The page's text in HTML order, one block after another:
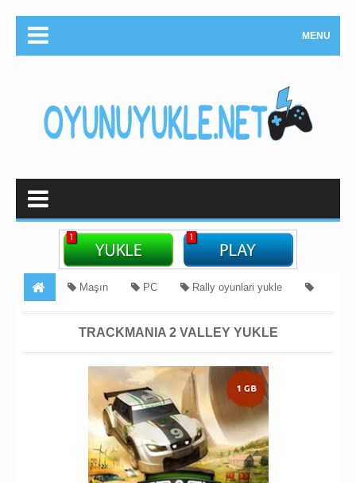
MENU
Maşın PC Rally oyunlari yukle
TRACKMANIA 2 VALLEY YUKLE